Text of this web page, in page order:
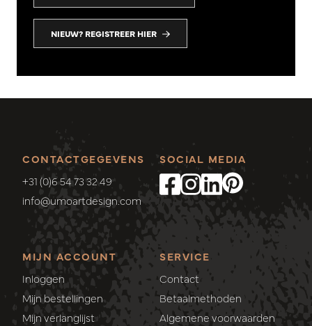
NIEUW? REGISTREER HIER
CONTACTGEGEVENS
+31 (0)6 54 73 32 49
info@umoartdesign.com
MIJN ACCOUNT
Inloggen
Mijn bestellingen
Mijn verlanglijst
SERVICE
Contact
Betaalmethoden
Algemene voorwaarden
SOCIAL MEDIA